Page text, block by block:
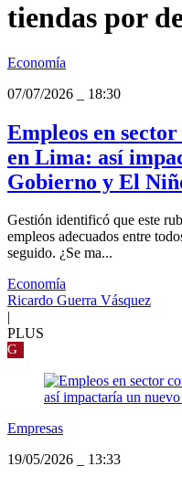
tiendas por
Economía
07/07/2026
18:30
Empleos en
en Lima: así
Gobierno y El
Gestión identificó que este
empleos adecuados entre
seguido. ¿Se ma...
Economía
Ricardo Guerra Vásquez
PLUS
G
Empresas
19/05/2026
13:33